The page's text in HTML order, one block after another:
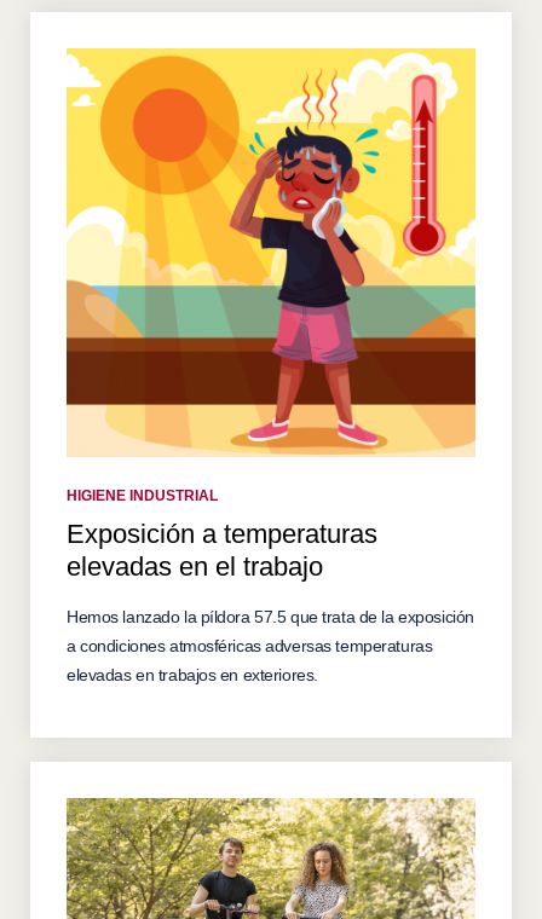
HIGIENE INDUSTRIAL
Exposición a temperaturas
elevadas en el trabajo
Hemos lanzado la píldora 57.5 que trata de la exposición
a condiciones atmosféricas adversas temperaturas
elevadas en trabajos en exteriores.